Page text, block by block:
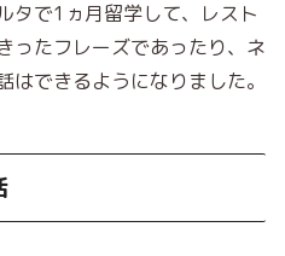
タで1ヵ月留学して、レスト
ったフレーズであったり、ネ
できるようになりました。